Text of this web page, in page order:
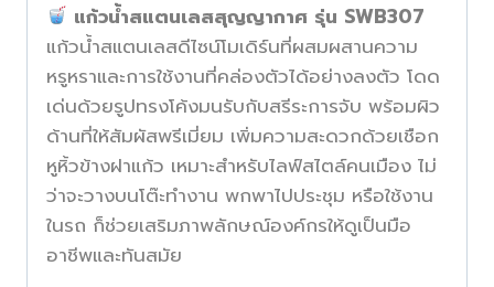
แก้วน้ำสแตนเลสสุญญากาศ รุ่น SWB307
แก้วน้ำสแตนเลสดีไซน์โมเดิร์นที่ผสมผสานความ
หรูหราและการใช้งานที่คล่องตัวได้อย่างลงตัว โดด
เด่นด้วยรูปทรงโค้งมนรับกับสรีระการจับ พร้อมผิว
ด้านที่ให้สัมผัสพรีเมี่ยม เพิ่มความสะดวกด้วยเชือก
หูหิ้วข้างฝาแก้ว เหมาะสำหรับไลฟ์สไตล์คนเมือง ไม่
ว่าจะวางบนโต๊ะทำงาน พกพาไปประชุม หรือใช้งาน
ในรถ ก็ช่วยเสริมภาพลักษณ์องค์กรให้ดูเป็นมือ
อาชีพและทันสมัย